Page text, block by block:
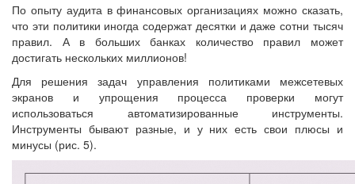
По опыту аудита в финансовых организациях можно сказать,
что эти политики иногда содержат десятки и даже сотни тысяч
правил. А в больших банках количество правил может
достигать нескольких миллионов!
Для решения задач управления политиками межсетевых
экранов и упрощения процесса проверки могут
использоваться автоматизированные инструменты.
Инструменты бывают разные, и у них есть свои плюсы и
минусы (рис. 5).